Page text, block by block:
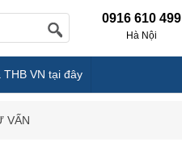
0916 610 499
Hà Nội
VN tại đây
VẤN